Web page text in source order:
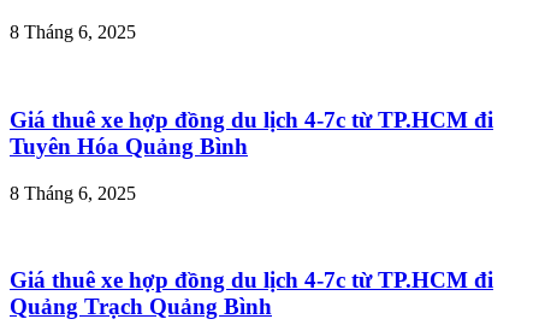
8 Tháng 6, 2025
Giá thuê xe hợp đồng du lịch 4-7c từ TP.HCM đi
Tuyên Hóa Quảng Bình
8 Tháng 6, 2025
Giá thuê xe hợp đồng du lịch 4-7c từ TP.HCM đi
Quảng Trạch Quảng Bình